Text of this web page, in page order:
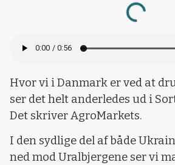
Loading...
Hvor vi i Danmark er ved at
ser det helt anderledes ud i
Det skriver AgroMarkets.
I den sydlige del af både
ned mod Uralbjergene ser vi